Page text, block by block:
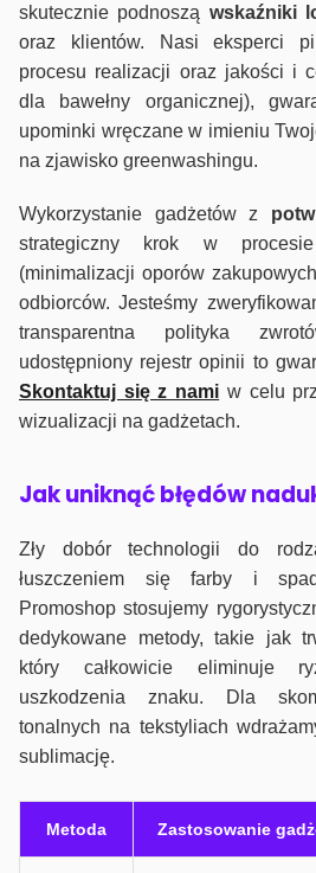
skutecznie podnoszą wskaźniki
oraz klientów. Nasi eksperci
procesu realizacji oraz jakości i
dla bawełny organicznej),
upominki wręczane w imieniu
na zjawisko greenwashingu.
Wykorzystanie gadżetów z
strategiczny krok w
(minimalizacji oporów
odbiorców. Jesteśmy
transparentna polityka
udostępniony rejestr opinii to
Skontaktuj się z nami w celu
wizualizacji na gadżetach.
Jak uniknąć błędów
Zły dobór technologii do
łuszczeniem się farby i
Promoshop stosujemy
dedykowane metody, takie jak
który całkowicie eliminuje
uszkodzenia znaku. Dla
tonalnych na tekstyliach
sublimację.
Metoda Zastosowanie